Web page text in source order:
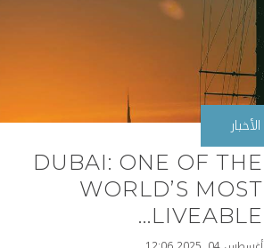
الأخبار
DUBAI: ONE OF THE
WORLD’S MOST
LIVEABLE...